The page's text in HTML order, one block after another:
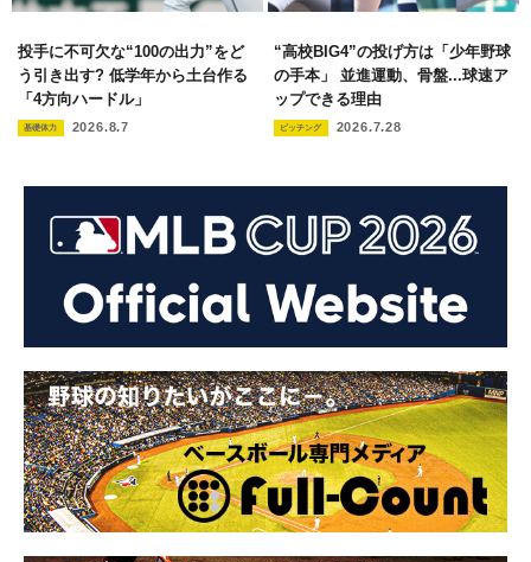
投手に不可欠な“100の出力”をど
う引き出す? 低学年から土台作る
「4方向ハードル」
基礎体力 2026.8.7
“高校BIG4”の投げ方は「少年野球
の手本」 並進運動、骨盤...球速ア
ップできる理由
ピッチング 2026.7.28